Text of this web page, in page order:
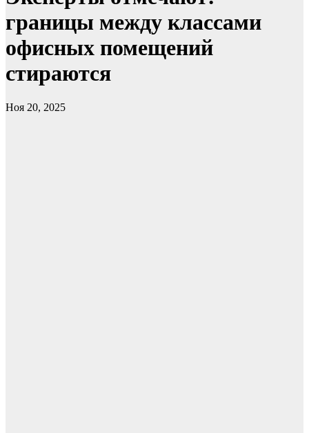
границы между классами
офисных помещений
стираются
Ноя 20, 2025